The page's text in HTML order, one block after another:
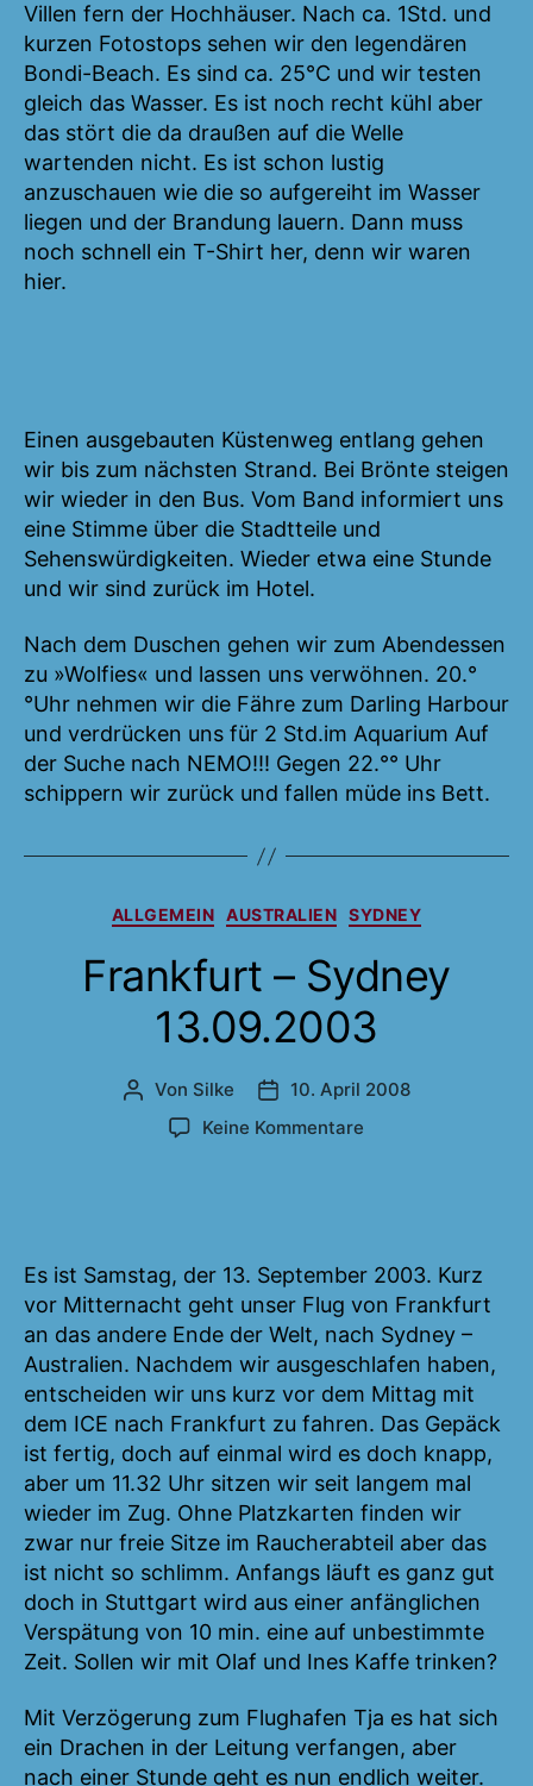
Villen fern der Hochhäuser. Nach ca. 1Std. und
kurzen Fotostops sehen wir den legendären
Bondi-Beach. Es sind ca. 25°C und wir testen
gleich das Wasser. Es ist noch recht kühl aber
das stört die da draußen auf die Welle
wartenden nicht. Es ist schon lustig
anzuschauen wie die so aufgereiht im Wasser
liegen und der Brandung lauern. Dann muss
noch schnell ein T-Shirt her, denn wir waren
hier.
Einen ausgebauten Küstenweg entlang gehen
wir bis zum nächsten Strand. Bei Brönte steigen
wir wieder in den Bus. Vom Band informiert uns
eine Stimme über die Stadtteile und
Sehenswürdigkeiten. Wieder etwa eine Stunde
und wir sind zurück im Hotel.
Nach dem Duschen gehen wir zum Abendessen
zu »Wolfies« und lassen uns verwöhnen. 20.°
°Uhr nehmen wir die Fähre zum Darling Harbour
und verdrücken uns für 2 Std.im Aquarium Auf
der Suche nach NEMO!!! Gegen 22.°° Uhr
schippern wir zurück und fallen müde ins Bett.
Kategorien
ALLGEMEIN AUSTRALIEN SYDNEY
Frankfurt – Sydney
13.09.2003
Beitragsautor
Von Silke Veröffentlichungsdatum
10. April 2008
Keine Kommentare
Es ist Samstag, der 13. September 2003. Kurz
vor Mitternacht geht unser Flug von Frankfurt
an das andere Ende der Welt, nach Sydney –
Australien. Nachdem wir ausgeschlafen haben,
entscheiden wir uns kurz vor dem Mittag mit
dem ICE nach Frankfurt zu fahren. Das Gepäck
ist fertig, doch auf einmal wird es doch knapp,
aber um 11.32 Uhr sitzen wir seit langem mal
wieder im Zug. Ohne Platzkarten finden wir
zwar nur freie Sitze im Raucherabteil aber das
ist nicht so schlimm. Anfangs läuft es ganz gut
doch in Stuttgart wird aus einer anfänglichen
Verspätung von 10 min. eine auf unbestimmte
Zeit. Sollen wir mit Olaf und Ines Kaffe trinken?
Mit Verzögerung zum Flughafen Tja es hat sich
ein Drachen in der Leitung verfangen, aber
nach einer Stunde geht es nun endlich weiter.